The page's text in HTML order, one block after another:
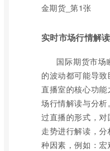
实时市场行情解
国际期货市场
的波动都可能导致
直播室的核心功
场行情解读与分
过直播的形式，
走势进行解读，
种因素，例如：